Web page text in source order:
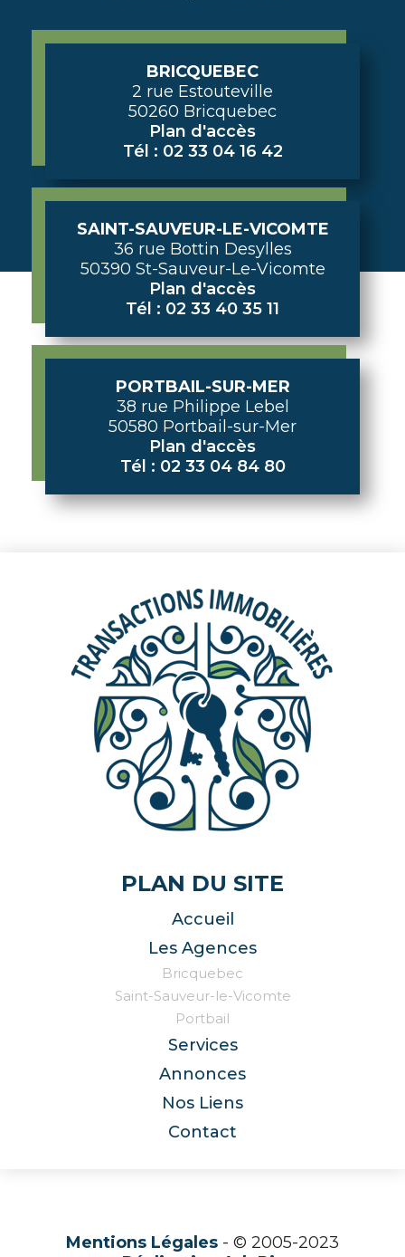
BRICQUEBEC
2 rue Estouteville
50260 Bricquebec
Plan d'accès
Tél : 02 33 04 16 42
SAINT-SAUVEUR-LE-VICOMTE
36 rue Bottin Desylles
50390 St-Sauveur-Le-Vicomte
Plan d'accès
Tél : 02 33 40 35 11
PORTBAIL-SUR-MER
38 rue Philippe Lebel
50580 Portbail-sur-Mer
Plan d'accès
Tél : 02 33 04 84 80
PLAN DU SITE
Accueil
Les Agences
Bricquebec
Saint-Sauveur-le-Vicomte
Portbail
Services
Annonces
Nos Liens
Contact
Mentions Légales - © 2005-2023